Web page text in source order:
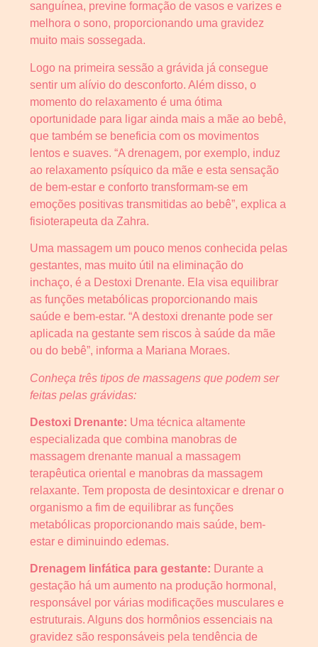
sanguínea, previne formação de vasos e varizes e
melhora o sono, proporcionando uma gravidez
muito mais sossegada.
Logo na primeira sessão a grávida já consegue
sentir um alívio do desconforto. Além disso, o
momento do relaxamento é uma ótima
oportunidade para ligar ainda mais a mãe ao bebê,
que também se beneficia com os movimentos
lentos e suaves. “A drenagem, por exemplo, induz
ao relaxamento psíquico da mãe e esta sensação
de bem-estar e conforto transformam-se em
emoções positivas transmitidas ao bebê”, explica a
fisioterapeuta da Zahra.
Uma massagem um pouco menos conhecida pelas
gestantes, mas muito útil na eliminação do
inchaço, é a Destoxi Drenante. Ela visa equilibrar
as funções metabólicas proporcionando mais
saúde e bem-estar. “A destoxi drenante pode ser
aplicada na gestante sem riscos à saúde da mãe
ou do bebê”, informa a Mariana Moraes.
Conheça três tipos de massagens que podem ser
feitas pelas grávidas:
Destoxi Drenante: Uma técnica altamente
especializada que combina manobras de
massagem drenante manual a massagem
terapêutica oriental e manobras da massagem
relaxante. Tem proposta de desintoxicar e drenar o
organismo a fim de equilibrar as funções
metabólicas proporcionando mais saúde, bem-
estar e diminuindo edemas.
Drenagem linfática para gestante: Durante a
gestação há um aumento na produção hormonal,
responsável por várias modificações musculares e
estruturais. Alguns dos hormônios essenciais na
gravidez são responsáveis pela tendência de